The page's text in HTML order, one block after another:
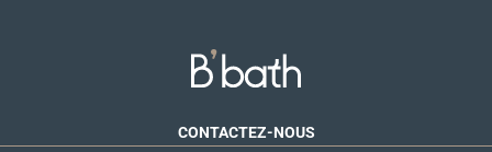
CONTACTEZ-NOUS